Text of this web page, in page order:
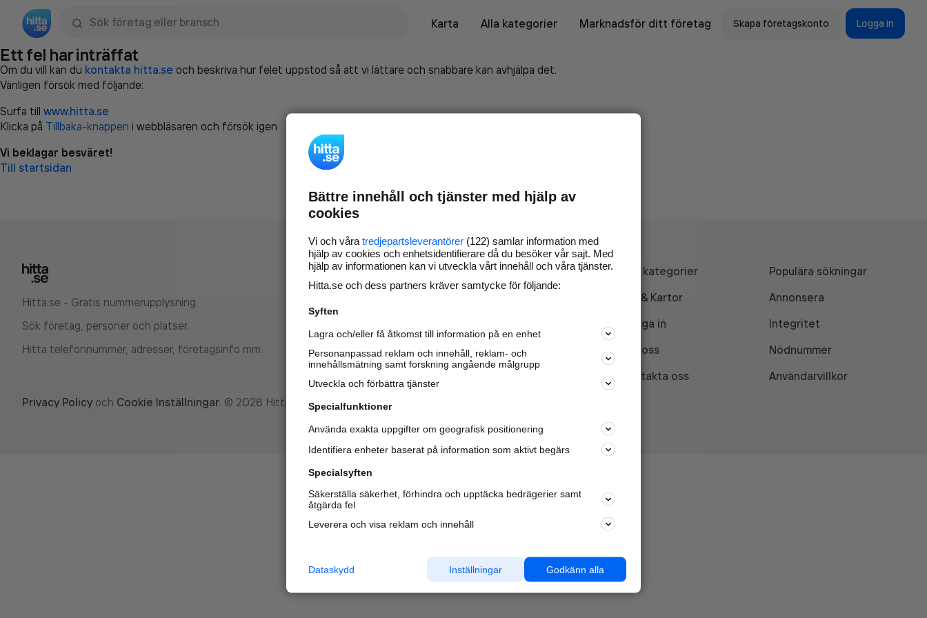
Karta
Alla kategorier Marknadsför ditt företag Skapa företagskonto Logga in
Ett fel har inträffat
Om du vill kan du kontakta hitta.se och beskriva hur felet uppstod så att vi lättare och snabbare kan avhjälpa det.
Vänligen försök med följande:
Surfa till www.hitta.se
Klicka på Tillbaka-knappen i webbläsaren och försök igen
Vi beklagar besväret!
Till startsidan
Hitta.se - Gratis nummerupplysning.
Sök företag, personer och platser.
Hitta telefonnummer, adresser, företagsinfo mm.
Marknadsför företaget på
nya kunder och
samarbetspartners nära dig.
Läs mer här
Alla kategorier
Populära sökningar
API & Kartor
Annonsera
Logga in
Integritet
Om oss
Nödnummer
Kontakta oss
Användarvillkor
Privacy Policy och Cookie Inställningar. © 2026 Hitta.se
Bättre innehåll och tjänster med hjälp av
cookies
Vi och våra tredjepartsleverantörer (122) samlar information med
hjälp av cookies och enhetsidentifierare då du besöker vår sajt. Med
hjälp av informationen kan vi utveckla vårt innehåll och våra tjänster.
Hitta.se och dess partners kräver samtycke för följande:
Syften
Lagra och/eller få åtkomst till information på en enhet
Personanpassad reklam och innehåll, reklam- och
innehållsmätning samt forskning angående målgrupp
Utveckla och förbättra tjänster
Specialfunktioner
Använda exakta uppgifter om geografisk positionering
Identifiera enheter baserat på information som aktivt begärs
Specialsyften
Säkerställa säkerhet, förhindra och upptäcka bedrägerier samt
åtgärda fel
Leverera och visa reklam och innehåll
Godkänn alla
Inställningar
Dataskydd